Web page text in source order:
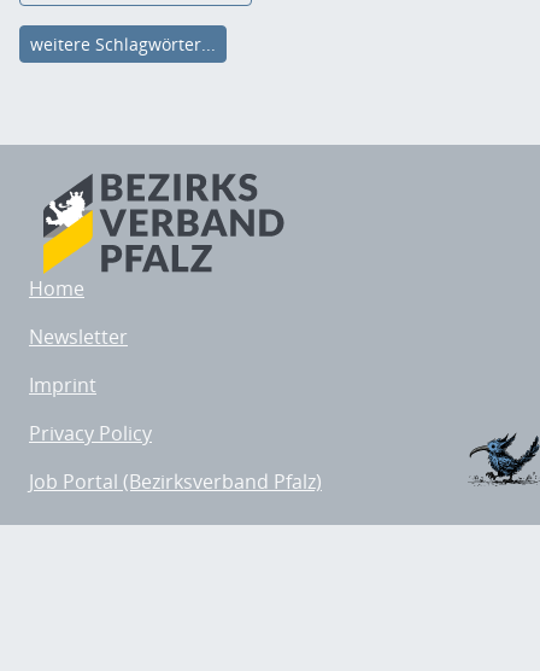
weitere Schlagwörter...
Home
Newsletter
Imprint
Privacy Policy
Job Portal (Bezirksverband Pfalz)